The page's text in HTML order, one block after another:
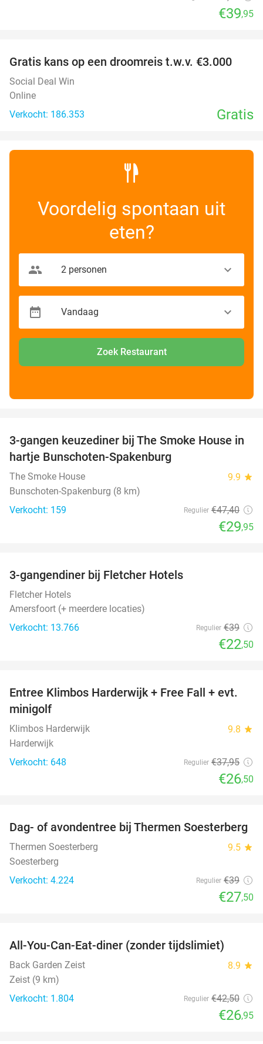
€39,95
Gratis kans op een droomreis t.w.v. €3.000
Social Deal Win
Online
Verkocht: 186.353
Gratis
Voordelig spontaan uit
eten?
Zoek Restaurant
37%
3-gangen keuzediner bij The Smoke House in
hartje Bunschoten-Spakenburg
The Smoke House 9.9 star
Bunschoten-Spakenburg (8 km)
Verkocht: 159
Regulier €47,40
€29,95
3-gangendiner bij Fletcher Hotels
Fletcher Hotels
Amersfoort (+ meerdere locaties)
Verkocht: 13.766
Regulier €39
€22,50
30%
Entree Klimbos Harderwijk + Free Fall + evt.
minigolf
Klimbos Harderwijk 9.8 star
Harderwijk
Verkocht: 648
Regulier €37,95
€26,50
29%
Dag- of avondentree bij Thermen Soesterberg
Thermen Soesterberg 9.5 star
Soesterberg
Verkocht: 4.224
Regulier €39
€27,50
All-You-Can-Eat-diner (zonder tijdslimiet)
Back Garden Zeist 8.9 star
Zeist (9 km)
Verkocht: 1.804
Regulier €42,50
€26,95